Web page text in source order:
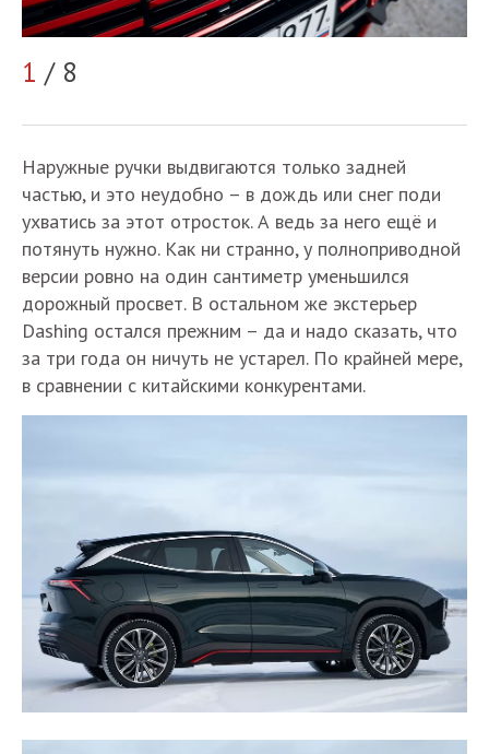
1 / 8
Наружные ручки выдвигаются только задней
частью, и это неудобно – в дождь или снег поди
ухватись за этот отросток. А ведь за него ещё и
потянуть нужно. Как ни странно, у полноприводной
версии ровно на один сантиметр уменьшился
дорожный просвет. В остальном же экстерьер
Dashing остался прежним – да и надо сказать, что
за три года он ничуть не устарел. По крайней мере,
в сравнении с китайскими конкурентами.